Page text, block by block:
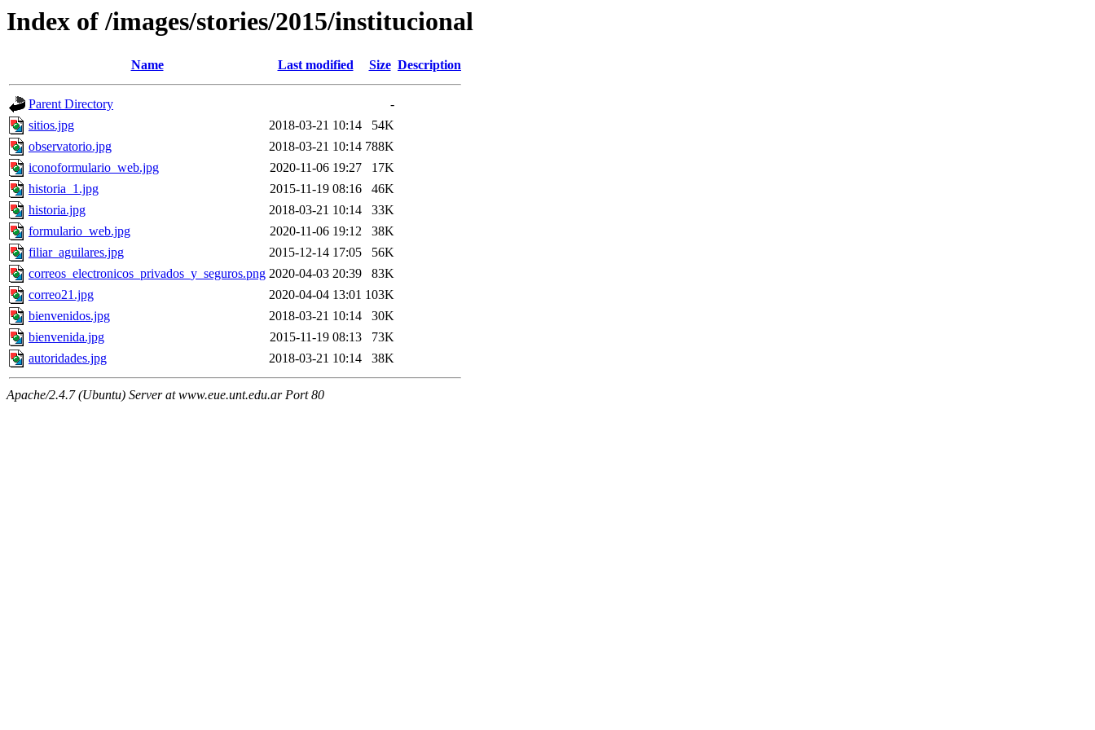
Index of /images/stories/2015/institucional
Name Last modified Size Description
Parent Directory
-
sitios.jpg
2018-03-21 10:14
54K
observatorio.jpg
2018-03-21 10:14 788K
iconoformulario_web.jpg
2020-11-06 19:27
17K
historia_1.jpg
2015-11-19 08:16
46K
historia.jpg
2018-03-21 10:14
33K
formulario_web.jpg
2020-11-06 19:12
38K
filiar_aguilares.jpg
2015-12-14 17:05
56K
correos_electronicos_privados_y_seguros.png 2020-04-03 20:39
83K
correo21.jpg
2020-04-04 13:01 103K
bienvenidos.jpg
2018-03-21 10:14
30K
bienvenida.jpg
2015-11-19 08:13
73K
autoridades.jpg
2018-03-21 10:14 38K
Apache/2.4.7 (Ubuntu) Server at www.eue.unt.edu.ar Port 80